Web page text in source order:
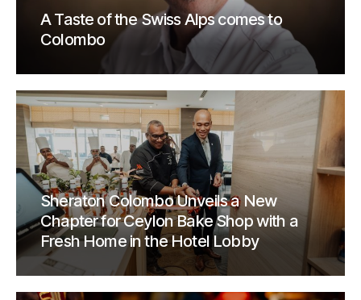
A Taste of the Swiss Alps comes to
Colombo
Sheraton Colombo Unveils a New
Chapter for Ceylon Bake Shop with a
Fresh Home in the Hotel Lobby